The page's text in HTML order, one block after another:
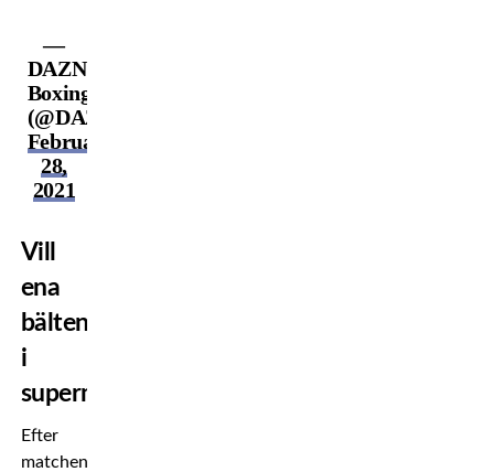
—
DAZN
Boxing
(@DAZNBoxing)
February
28,
2021
Vill
ena
bältena
i
supermellanvikt
Efter
matchen